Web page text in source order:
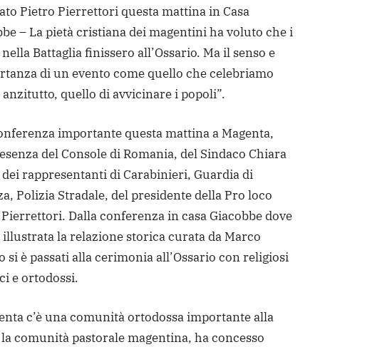
Pietro Pierrettori questa mattina in Casa
– La pietà cristiana dei magentini ha voluto che i
Battaglia finissero all’Ossario. Ma il senso e
di un evento come quello che celebriamo
anzitutto, quello di avvicinare i popoli”.
importante questa mattina a Magenta,
del Console di Romania, del Sindaco Chiara
dei rappresentanti di Carabinieri, Guardia di
Polizia Stradale, del presidente della Pro loco
Dalla conferenza in casa Giacobbe dove
illustrata la relazione storica curata da Marco
si è passati alla cerimonia all’Ossario con religiosi
e ortodossi.
c’è una comunità ortodossa importante alla
comunità pastorale magentina, ha concesso